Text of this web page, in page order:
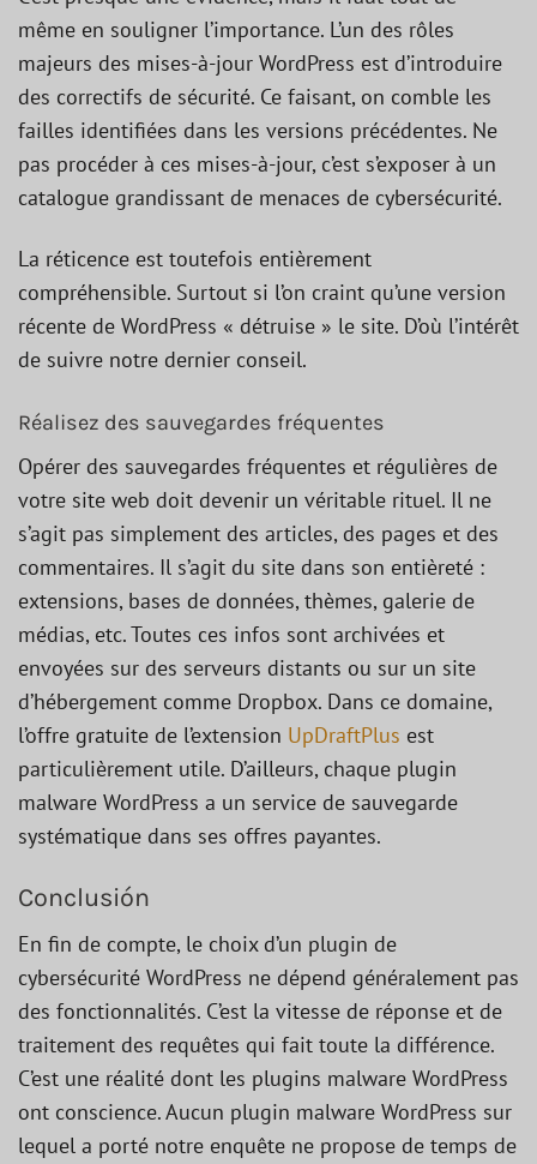
même en souligner l’importance. L’un des rôles
majeurs des mises-à-jour WordPress est d’introduire
des correctifs de sécurité. Ce faisant, on comble les
failles identifiées dans les versions précédentes. Ne
pas procéder à ces mises-à-jour, c’est s’exposer à un
catalogue grandissant de menaces de cybersécurité.
La réticence est toutefois entièrement
compréhensible. Surtout si l’on craint qu’une version
récente de WordPress « détruise » le site. D’où l’intérêt
de suivre notre dernier conseil.
Réalisez des sauvegardes fréquentes
Opérer des sauvegardes fréquentes et régulières de
votre site web doit devenir un véritable rituel. Il ne
s’agit pas simplement des articles, des pages et des
commentaires. Il s’agit du site dans son entièreté :
extensions, bases de données, thèmes, galerie de
médias, etc. Toutes ces infos sont archivées et
envoyées sur des serveurs distants ou sur un site
d’hébergement comme Dropbox. Dans ce domaine,
l’offre gratuite de l’extension UpDraftPlus est
particulièrement utile. D’ailleurs, chaque plugin
malware WordPress a un service de sauvegarde
systématique dans ses offres payantes.
Conclusión
En fin de compte, le choix d’un plugin de
cybersécurité WordPress ne dépend généralement pas
des fonctionnalités. C’est la vitesse de réponse et de
traitement des requêtes qui fait toute la différence.
C’est une réalité dont les plugins malware WordPress
ont conscience. Aucun plugin malware WordPress sur
lequel a porté notre enquête ne propose de temps de